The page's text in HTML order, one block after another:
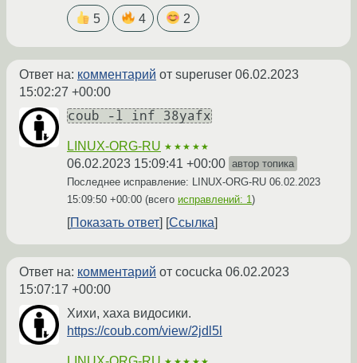
5 4 2
Ответ на: комментарий от superuser 06.02.2023
15:02:27 +00:00
coub -l inf 38yafx
LINUX-ORG-RU ★★★★★
06.02.2023 15:09:41 +00:00 автор топика
Последнее исправление: LINUX-ORG-RU 06.02.2023
15:09:50 +00:00 (всего исправлений: 1 )
Показать ответ Ссылка
Ответ на: комментарий от cocucka 06.02.2023
15:07:17 +00:00
Хихи, хаха видосики.
https://coub.com/view/2jdl5l